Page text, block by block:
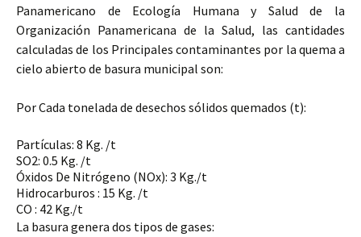
Panamericano de Ecología Humana y Salud de la
Organización Panamericana de la Salud, las cantidades
calculadas de los Principales contaminantes por la quema a
cielo abierto de basura municipal son:
Por Cada tonelada de desechos sólidos quemados (t):
Partículas: 8 Kg. /t
SO2: 0.5 Kg. /t
Óxidos De Nitrógeno (NOx): 3 Kg./t
Hidrocarburos : 15 Kg. /t
CO : 42 Kg./t
La basura genera dos tipos de gases: